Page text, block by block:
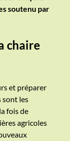
soutenu par
chaire
et préparer
sont les
fois de
agricoles